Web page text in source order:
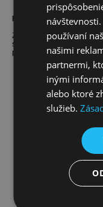
Konkurencia:
Za konkurenciu sú
sídlom na území SR.
pred vykonaním
používaní
našimi
partnermi,
inými
alebo ktoré
služieb.